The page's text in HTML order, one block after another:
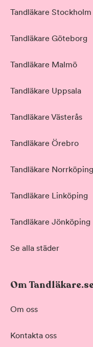
Tandläkare Stockholm
Tandläkare Göteborg
Tandläkare Malmö
Tandläkare Uppsala
Tandläkare Västerås
Tandläkare Örebro
Tandläkare Norrköping
Tandläkare Linköping
Tandläkare Jönköping
Se alla städer
Om
Om oss
Kontakta oss